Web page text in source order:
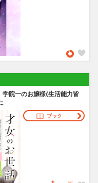
学院一のお嬢様(生活能力皆
ブック